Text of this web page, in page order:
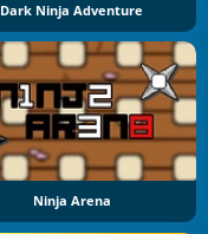
Dark Ninja Adventure
Ninja Arena